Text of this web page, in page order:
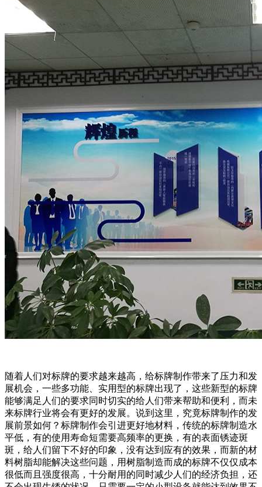
随着人们对标牌的要求越来越高，给标牌制作带来了压力和发
展机会，一些多功能、实用型的标牌出现了，这些新型的标牌
能够满足人们的要求同时切实的给人们带来帮助和便利，而未
来标牌行业将会有更好的发展。说到这里，究竟标牌制作的发
展前景如何？标牌制作会引进更好地材料，传统的标牌制造水
平低，有的使用寿命短需要高频率的更换，有的表面锈迹斑
斑，给人们留下不好的印象，没有达到应有的效果，而新的材
料树脂却能解决这些问题，用树脂制造而成的标牌不仅仅成本
很低而且强度很高，十分耐用的同时减少人们的经济负担，还